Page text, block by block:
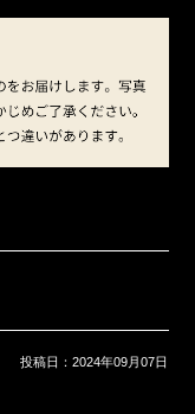
投稿日：2024年09月07日